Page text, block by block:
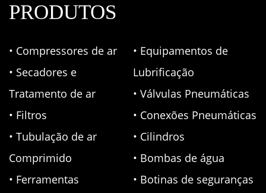
PRODUTOS
• Compressores de ar
• Secadores e
Tratamento de ar
• Filtros
• Tubulação de ar
Comprimido
• Ferramentas
• Equipamentos de
Lubrificação
• Válvulas Pneumáticas
• Conexões Pneumáticas
• Cilindros
• Bombas de água
• Botinas de seguranças